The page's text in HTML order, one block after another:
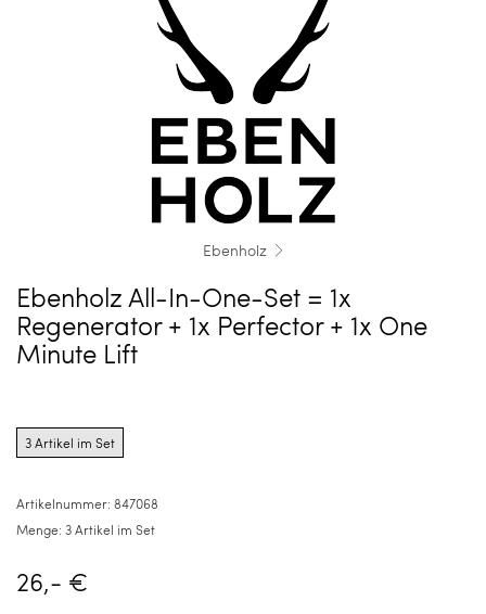
Ebenholz
Ebenholz All-In-One-Set = 1x
Regenerator + 1x Perfector + 1x One
Minute Lift
options
for
im
Set
3 Artikel im Set
Artikelnummer: 847068
Menge: 3 Artikel im Set
26,- €